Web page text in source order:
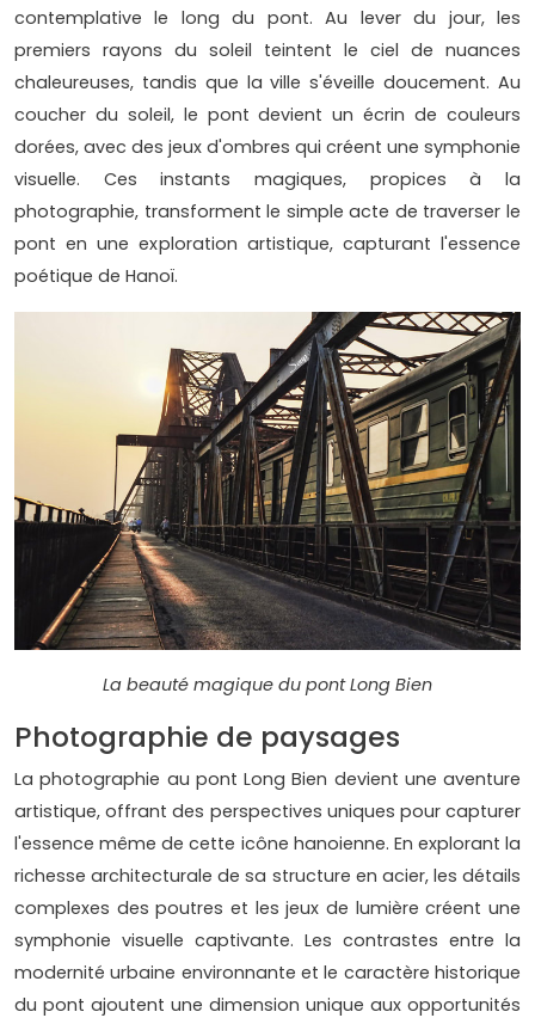
contemplative le long du pont. Au lever du jour, les
premiers rayons du soleil teintent le ciel de nuances
chaleureuses, tandis que la ville s'éveille doucement. Au
coucher du soleil, le pont devient un écrin de couleurs
dorées, avec des jeux d'ombres qui créent une symphonie
visuelle. Ces instants magiques, propices à la
photographie, transforment le simple acte de traverser le
pont en une exploration artistique, capturant l'essence
poétique de Hanoï.
La beauté magique du pont Long Bien
Photographie de paysages
La photographie au pont Long Bien devient une aventure
artistique, offrant des perspectives uniques pour capturer
l'essence même de cette icône hanoienne. En explorant la
richesse architecturale de sa structure en acier, les détails
complexes des poutres et les jeux de lumière créent une
symphonie visuelle captivante. Les contrastes entre la
modernité urbaine environnante et le caractère historique
du pont ajoutent une dimension unique aux opportunités